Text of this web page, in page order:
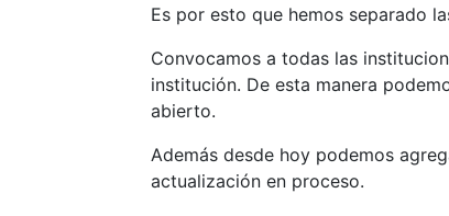
Es por esto que hemos separado
Convocamos a todas las
institución. De esta manera
abierto.
Además desde hoy podemos
actualización en proceso.